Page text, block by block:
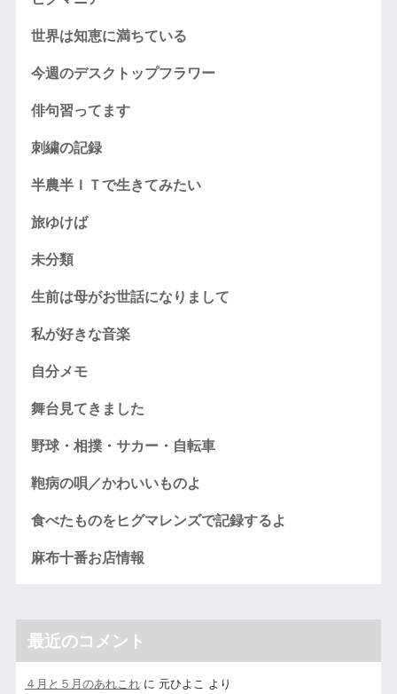
世界は知恵に満ちている
今週のデスクトップフラワー
俳句習ってます
刺繍の記録
半農半ＩＴで生きてみたい
旅ゆけば
未分類
生前は母がお世話になりまして
私が好きな音楽
自分メモ
舞台見てきました
野球・相撲・サカー・自転車
鞄病の唄／かわいいものよ
食べたものをヒグマレンズで記録するよ
麻布十番お店情報
最近のコメント
４月と５月のあれこれに 元ひよこ より